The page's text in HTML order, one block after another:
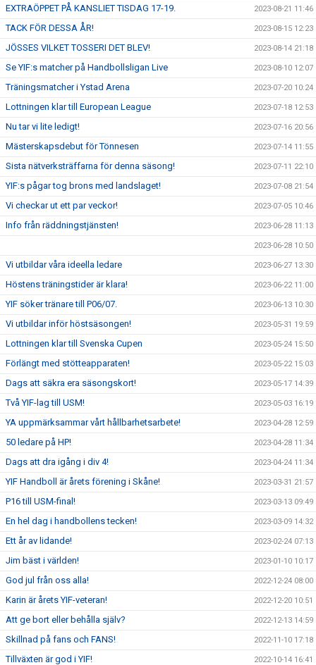
EXTRAÖPPET PÅ KANSLIET TISDAG 17-19. 2023-08-21 11:46
TACK FÖR DESSA ÅR! 2023-08-15 12:23
JÖSSES VILKET TOSSERI DET BLEV! 2023-08-14 21:18
Se YIF:s matcher på Handbollsligan Live 2023-08-10 12:07
Träningsmatcher i Ystad Arena 2023-07-20 10:24
Lottningen klar till European League 2023-07-18 12:53
Nu tar vi lite ledigt! 2023-07-16 20:56
Mästerskapsdebut för Tönnesen 2023-07-14 11:55
Sista nätverksträffarna för denna säsong! 2023-07-11 22:10
YIF:s pågar tog brons med landslaget! 2023-07-08 21:54
Vi checkar ut ett par veckor! 2023-07-05 10:46
Info från räddningstjänsten! 2023-06-28 11:13
2023-06-28 10:50
Vi utbildar våra ideella ledare 2023-06-27 13:30
Höstens träningstider är klara! 2023-06-22 11:00
YIF söker tränare till P06/07. 2023-06-13 10:30
Vi utbildar inför höstsäsongen! 2023-05-31 19:59
Lottningen klar till Svenska Cupen 2023-05-24 15:50
Förlängt med stötteapparaten! 2023-05-22 15:03
Dags att säkra era säsongskort! 2023-05-17 14:39
Två YIF-lag till USM! 2023-05-03 16:19
YA uppmärksammar vårt hållbarhetsarbete! 2023-04-28 12:59
50 ledare på HP! 2023-04-28 11:34
Dags att dra igång i div 4! 2023-04-24 11:34
YIF Handboll är årets förening i Skåne! 2023-03-31 21:57
P16 till USM-final! 2023-03-13 09:49
En hel dag i handbollens tecken! 2023-03-09 14:32
Ett år av lidande! 2023-02-24 07:13
Jim bäst i världen! 2023-01-10 10:17
God jul från oss alla! 2022-12-24 08:00
Karin är årets YIF-veteran! 2022-12-20 10:51
Att ge bort eller behålla själv? 2022-12-13 14:59
Skillnad på fans och FANS! 2022-11-10 17:18
Tillväxten är god i YIF! 2022-10-14 16:41